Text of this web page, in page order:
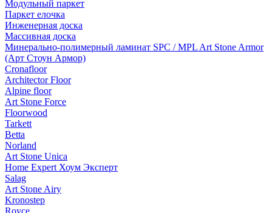
Модульный паркет
Паркет елочка
Инженерная доска
Массивная доска
Минерально-полимерный ламинат SPC / MPL Art Stone Armor
(Арт Стоун Армор)
Cronafloor
Architector Floor
Alpine floor
Art Stone Force
Floorwood
Tarkett
Betta
Norland
Art Stone Unica
Home Expert Хоум Эксперт
Salag
Art Stone Airy
Kronostep
Royce